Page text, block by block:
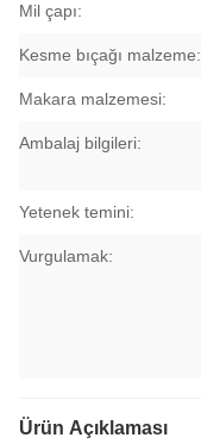
Mil çapı:
Kesme bıçağı malzeme:
Makara malzemesi:
Ambalaj bilgileri:
Yetenek temini:
Vurgulamak:
Ürün Açıklaması